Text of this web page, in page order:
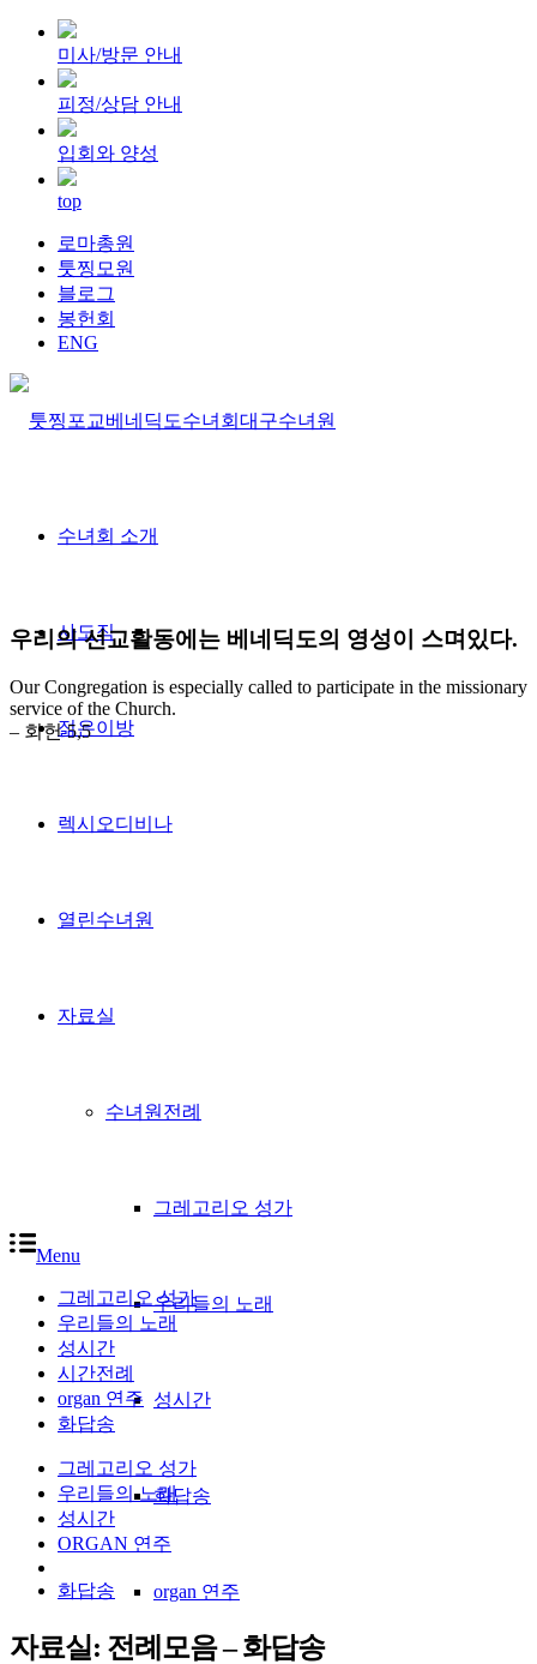
미사/방문 안내
피정/상담 안내
입회와 양성
top
로마총원
툿찡모원
블로그
봉헌회
ENG
수녀회 소개
사도직
젊은이방
렉시오디비나
열린수녀원
자료실
수녀원전례
그레고리오 성가
우리들의 노래
성시간
화답송
organ 연주
우리의 선교활동에는 베네딕도의 영성이 스며있다.
Our Congregation is especially called to participate in the missionary
service of the Church.
– 회헌 5,5
Menu
그레고리오 성가
우리들의 노래
성시간
시간전례
organ 연주
화답송
그레고리오 성가
우리들의 노래
성시간
ORGAN 연주
화답송
자료실: 전례모음– 화답송